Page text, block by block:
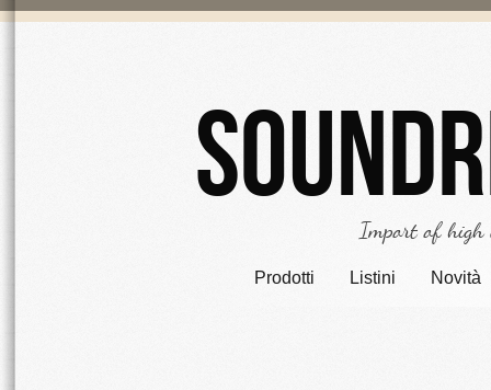
Import of high
Prodotti Listini Novità